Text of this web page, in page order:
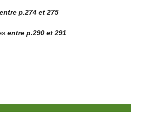
entre p.274 et 275
entre p.290 et 291